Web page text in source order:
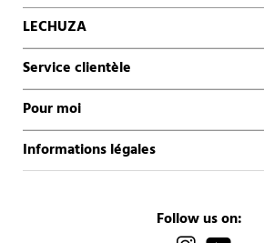
LECHUZA
Service clientèle
Pour moi
Informations légales
Follow us on: